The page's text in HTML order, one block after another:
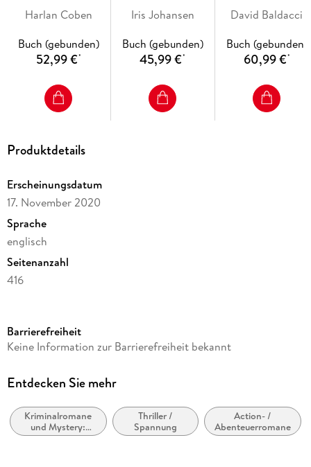
Harlan Coben
Buch (gebunden)
52,99 €*
Iris Johansen
Buch (gebunden)
45,99 €*
David Baldacci
Buch (gebunden)
60,99 €*
Produktdetails
Erscheinungsdatum
17. November 2020
Sprache
englisch
Seitenanzahl
416
Autor/Autorin
Verlag/Hersteller
Produktart
gebunden
Barrierefreiheit
Keine Information zur Barrierefreiheit bekannt
Entdecken Sie mehr
Kriminalromane
und Mystery:
weibliche Ermittler
Thriller /
Spannung
Action- /
Abenteuerromane